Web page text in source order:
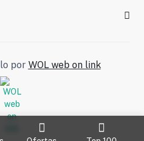
por WOL web on link